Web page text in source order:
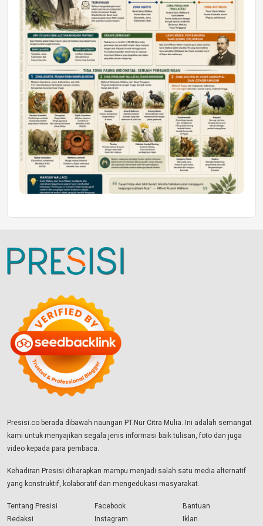
Presisi.co berada dibawah naungan PT.Nur Citra Mulia. Ini adalah semangat
kami untuk menyajikan segala jenis informasi baik tulisan, foto dan juga
video kepada para pembaca.
Kehadiran Presisi diharapkan mampu menjadi salah satu media alternatif
yang konstruktif, kolaboratif dan mengedukasi masyarakat.
Tentang Presisi
Redaksi
Facebook
Instagram
Bantuan
Iklan